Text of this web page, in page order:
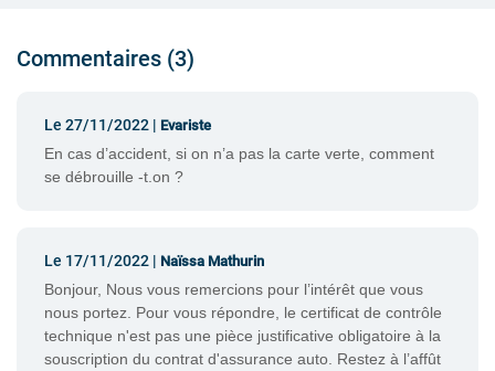
Commentaires (3)
Le 27/11/2022 | Evariste
En cas d’accident, si on n’a pas la carte verte, comment
se débrouille -t.on ?
Le 17/11/2022 | Naïssa Mathurin
Bonjour, Nous vous remercions pour l’intérêt que vous
nous portez. Pour vous répondre, le certificat de contrôle
technique n'est pas une pièce justificative obligatoire à la
souscription du contrat d'assurance auto. Restez à l’affût